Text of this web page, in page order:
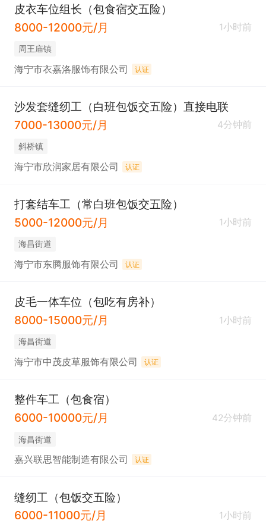
皮衣车位组长（包食宿交五险）
8000-12000元/月
1小时前
周王庙镇
海宁市衣嘉洛服饰有限公司 认证
沙发套缝纫工（白班包饭交五险）直接电联
7000-13000元/月
4分钟前
斜桥镇
海宁市欣润家居有限公司 认证
打套结车工（常白班包饭交五险）
5000-12000元/月
1小时前
海昌街道
海宁市东腾服饰有限公司 认证
皮毛一体车位（包吃有房补）
8000-15000元/月
1小时前
海昌街道
海宁市中茂皮草服饰有限公司 认证
整件车工（包食宿）
6000-10000元/月
42分钟前
海昌街道
嘉兴联思智能制造有限公司 认证
缝纫工（包饭交五险）
6000-11000元/月
1小时前